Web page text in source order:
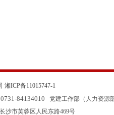
湘ICP备11015747-1
0731-84134010
党建工作部（人力资源
市芙蓉区人民东路469号